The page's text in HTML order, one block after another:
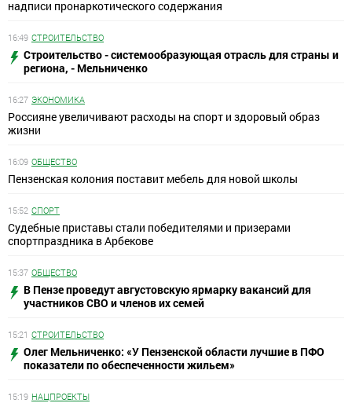
надписи пронаркотического содержания
16:49 СТРОИТЕЛЬСТВО
Строительство - системообразующая отрасль для страны и
региона, - Мельниченко
16:27 ЭКОНОМИКА
Россияне увеличивают расходы на спорт и здоровый образ
жизни
16:09 ОБЩЕСТВО
Пензенская колония поставит мебель для новой школы
15:52 СПОРТ
Судебные приставы стали победителями и призерами
спортпраздника в Арбекове
15:37 ОБЩЕСТВО
В Пензе проведут августовскую ярмарку вакансий для
участников СВО и членов их семей
15:21 СТРОИТЕЛЬСТВО
Олег Мельниченко: «У Пензенской области лучшие в ПФО
показатели по обеспеченности жильем»
15:19 НАЦПРОЕКТЫ